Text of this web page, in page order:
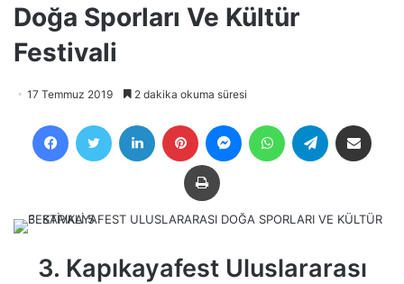
Doğa Sporları Ve Kültür
Festivali
17 Temmuz 2019 2 dakika okuma süresi
FacebookTwitter LinkedIn Pinterest MessengerWhatsAppTelegram
Yazdır
3. Kapıkayafest Uluslararası